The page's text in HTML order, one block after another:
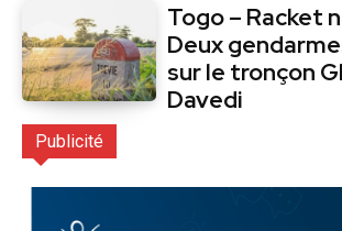
Togo – Racket
Deux
sur le tronçon
Davedi
Publicité